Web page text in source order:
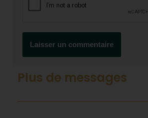
Plus de messages